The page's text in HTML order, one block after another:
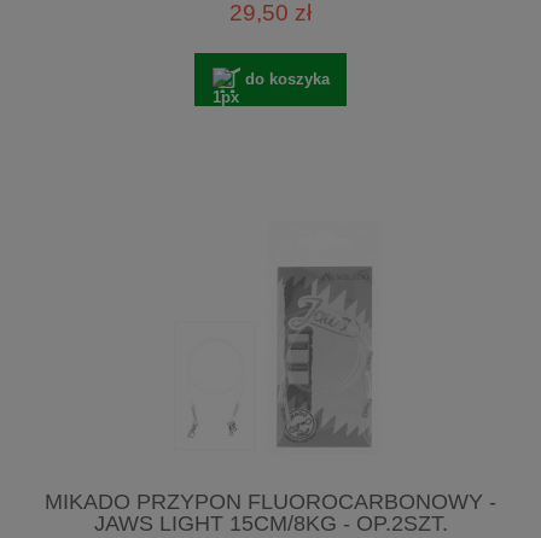
29,50 zł
do koszyka
MIKADO PRZYPON FLUOROCARBONOWY -
JAWS LIGHT 15CM/8KG - OP.2SZT.